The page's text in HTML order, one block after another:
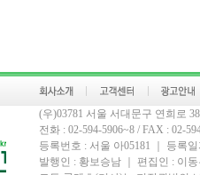
(우)03781 서울 서대문구 연희로
전화 : 02-594-5906~8 / FAX : 02-
등록번호 : 서울 아05181 ｜ 등록
발행인 : 황보승남 ｜ 편집인 : 이